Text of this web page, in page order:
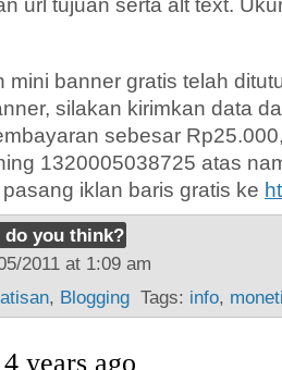
mini banner gratis telah
silakan kirimkan data
sebesar
1320005038725 atas
iklan baris gratis ke
do you think?
2011 at 1:09 am
, Blogging Tags: info,